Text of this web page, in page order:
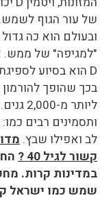
של עור הגוף
ובעולם הוא כה
"למגיפה" של ממש.
D הוא בסיוע
בכך שהופך
ותסמינים רבים
לב ואפילו שבץ.
קשור לגיל 40 ?
במדינות קרות.
שמש כמו ישראל